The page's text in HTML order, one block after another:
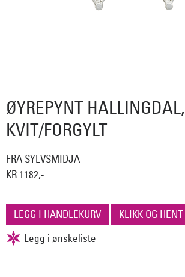
ØYREPYNT HALLINGDAL,
KVIT/FORGYLT
FRA SYLVSMIDJA
KR 1182,-